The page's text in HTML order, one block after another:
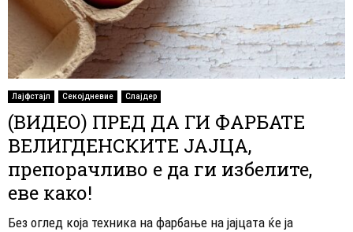
Лајфстајл Секојдневие Слајдер
(ВИДЕО) ПРЕД ДА ГИ ФАРБАТЕ
ВЕЛИГДЕНСКИТЕ ЈАЈЦА,
препорачливо е да ги избелите,
еве како!
Без оглед која техника на фарбање на јајцата ќе ја